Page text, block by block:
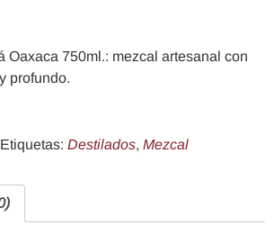
Oaxaca 750ml.: mezcal artesanal con
profundo.
Etiquetas: Destilados, Mezcal